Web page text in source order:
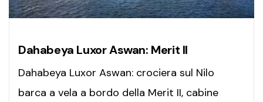
Dahabeya Luxor Aswan: Merit II
Dahabeya Luxor Aswan: crociera sul Nilo
barca a vela a bordo della Merit II, cabine